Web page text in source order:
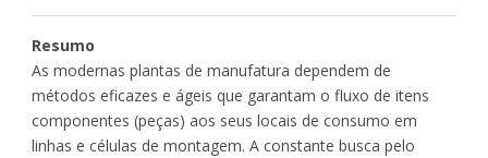
Resumo
As modernas plantas de manufatura dependem de
métodos eficazes e ágeis que garantam o fluxo de itens
componentes (peças) aos seus locais de consumo em
linhas e células de montagem. A constante busca pelo